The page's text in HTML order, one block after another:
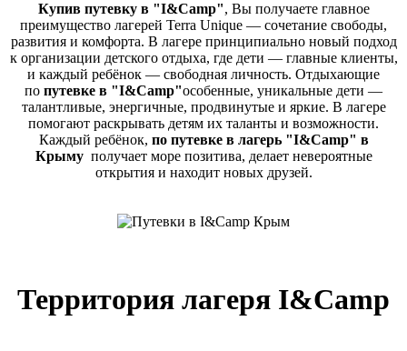
Купив путевку в "I&Camp", Вы получаете главное
преимущество лагерей Terra Unique — сочетание свободы,
развития и комфорта. В лагере принципиально новый подход
к организации детского отдыха, где дети — главные клиенты,
и каждый ребёнок — свободная личность. Отдыхающие
по путевке в "I&Camp"особенные, уникальные дети —
талантливые, энергичные, продвинутые и яркие. В лагере
помогают раскрывать детям их таланты и возможности.
Каждый ребёнок, по путевке в лагерь "I&Camp" в
Крымуполучает море позитива, делает невероятные
открытия и находит новых друзей.
Территория лагеря I&Camp